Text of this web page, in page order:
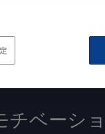
チベーシ